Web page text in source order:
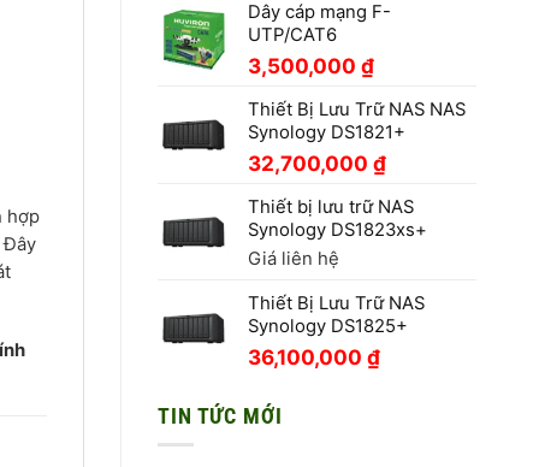
Dây cáp mạng F-
UTP/CAT6
3,500,000 ₫
Thiết Bị Lưu Trữ NAS NAS
Synology DS1821+
32,700,000 ₫
Thiết bị lưu trữ NAS
Synology DS1823xs+
Giá liên hệ
Thiết Bị Lưu Trữ NAS
Synology DS1825+
36,100,000 ₫
TIN TỨC MỚI
hợp
Đây